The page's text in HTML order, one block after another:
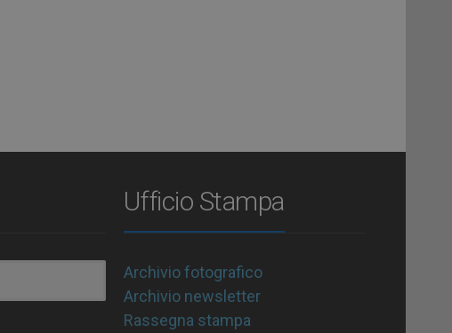
Ufficio Stampa
Archivio fotografico
Archivio newsletter
Rassegna stampa